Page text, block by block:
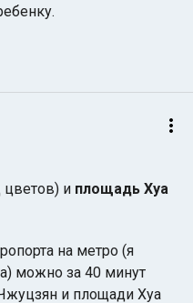
цветов) и площадь Хуа
на метро (я
можно за 40 минут
и площади Хуа